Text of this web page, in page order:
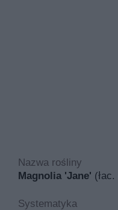
Nazwa rośliny
Magnolia 'Jane' (łac.
Systematyka